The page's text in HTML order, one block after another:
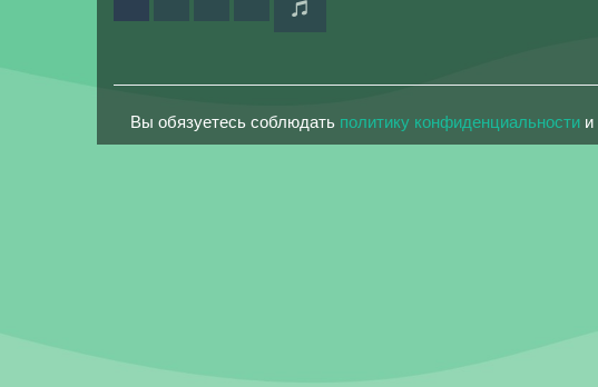
Вы обязуетесь соблюдать политику конфиденциальности и